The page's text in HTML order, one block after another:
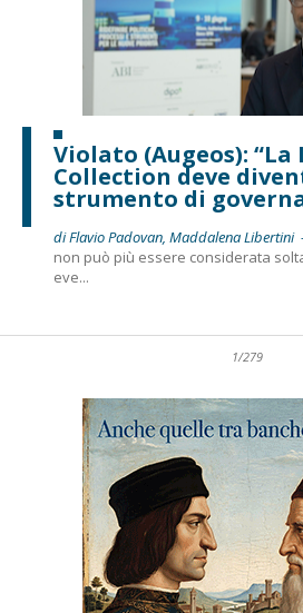
Violato (Augeos): “La
Collection deve
strumento di
di Flavio Padovan, Maddalena Libertini
non può più essere considerata
eve...
1/279